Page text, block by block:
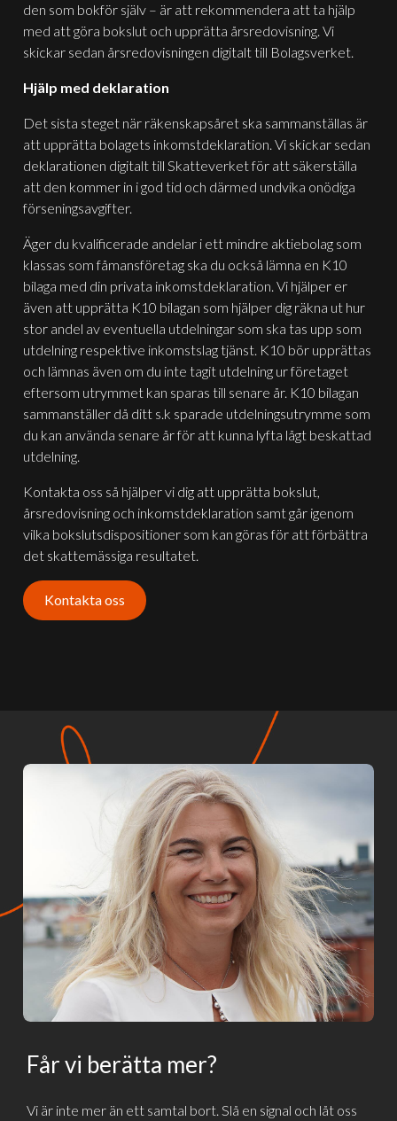
den som bokför själv – är att rekommendera att ta hjälp
med att göra bokslut och upprätta årsredovisning. Vi
skickar sedan årsredovisningen digitalt till Bolagsverket.
Hjälp med deklaration
Det sista steget när räkenskapsåret ska sammanställas är
att upprätta bolagets inkomstdeklaration. Vi skickar sedan
deklarationen digitalt till Skatteverket för att säkerställa
att den kommer in i god tid och därmed undvika onödiga
förseningsavgifter.
Äger du kvalificerade andelar i ett mindre aktiebolag som
klassas som fåmansföretag ska du också lämna en K10
bilaga med din privata inkomstdeklaration. Vi hjälper er
även att upprätta K10 bilagan som hjälper dig räkna ut hur
stor andel av eventuella utdelningar som ska tas upp som
utdelning respektive inkomstslag tjänst. K10 bör upprättas
och lämnas även om du inte tagit utdelning ur företaget
eftersom utrymmet kan sparas till senare år. K10 bilagan
sammanställer då ditt s.k sparade utdelningsutrymme som
du kan använda senare år för att kunna lyfta lågt beskattad
utdelning.
Kontakta oss så hjälper vi dig att upprätta bokslut,
årsredovisning och inkomstdeklaration samt går igenom
vilka bokslutsdispositioner som kan göras för att förbättra
det skattemässiga resultatet.
Kontakta oss
Får vi berätta mer?
Vi är inte mer än ett samtal bort. Slå en signal och låt oss